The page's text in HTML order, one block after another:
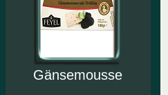
Gänsemousse